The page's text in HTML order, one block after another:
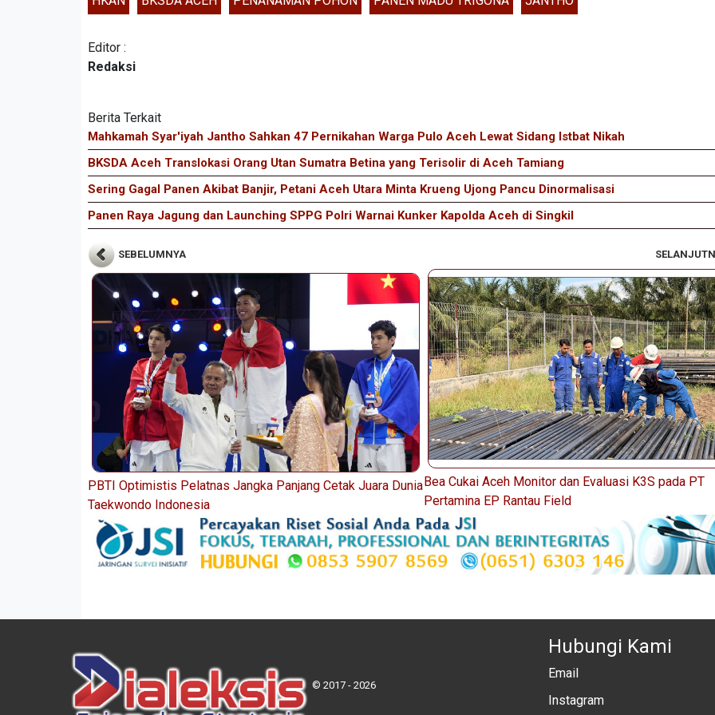
Editor :
Redaksi
Berita Terkait
Mahkamah Syar'iyah Jantho Sahkan 47 Pernikahan Warga Pulo Aceh Lewat Sidang Istbat Nikah
BKSDA Aceh Translokasi Orang Utan Sumatra Betina yang Terisolir di Aceh Tamiang
Sering Gagal Panen Akibat Banjir, Petani Aceh Utara Minta Krueng Ujong Pancu Dinormalisasi
Panen Raya Jagung dan Launching SPPG Polri Warnai Kunker Kapolda Aceh di Singkil
SEBELUMNYA
PBTI Optimistis Pelatnas Jangka Panjang Cetak Juara Dunia
Taekwondo Indonesia
Bea Cukai Aceh Monitor dan Evaluasi K3S pada PT
Pertamina EP Rantau Field
© 2017 - 2026
Hubungi Kami
Email
Instagram